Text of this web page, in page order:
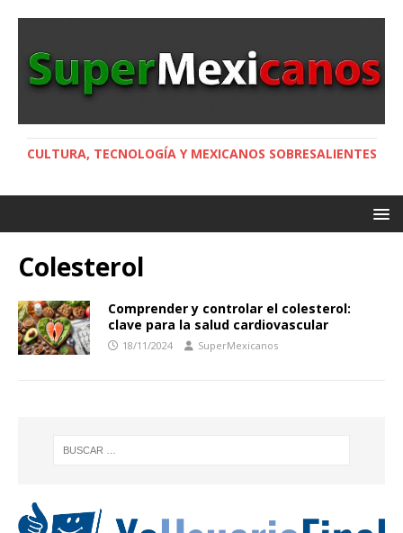
CULTURA, TECNOLOGÍA Y MEXICANOS SOBRESALIENTES
Colesterol
Comprender y controlar el colesterol:
clave para la salud cardiovascular
18/11/2024 SuperMexicanos